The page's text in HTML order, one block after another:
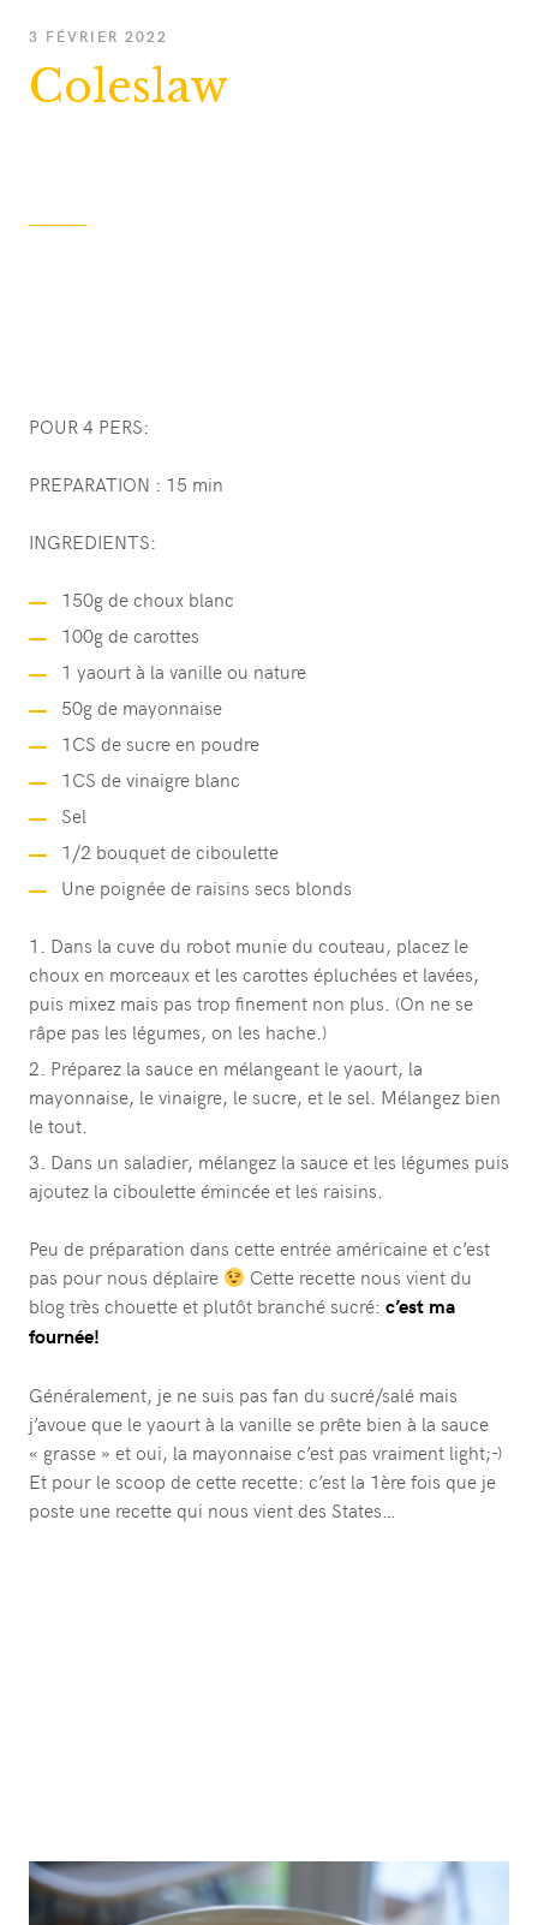
3 FÉVRIER 2022
Coleslaw
POUR 4 PERS:
PREPARATION : 15 min
INGREDIENTS:
150g de choux blanc
100g de carottes
1 yaourt à la vanille ou nature
50g de mayonnaise
1CS de sucre en poudre
1CS de vinaigre blanc
Sel
1/2 bouquet de ciboulette
Une poignée de raisins secs blonds
Dans la cuve du robot munie du couteau, placez le
choux en morceaux et les carottes épluchées et lavées,
puis mixez mais pas trop finement non plus. (On ne se
râpe pas les légumes, on les hache.)
Préparez la sauce en mélangeant le yaourt, la
mayonnaise, le vinaigre, le sucre, et le sel. Mélangez bien
le tout.
Dans un saladier, mélangez la sauce et les légumes puis
ajoutez la ciboulette émincée et les raisins.
Peu de préparation dans cette entrée américaine et c’est
pas pour nous déplaire
Cette recette nous vient du
blog très chouette et plutôt branché sucré: c’est ma
fournée!
Généralement, je ne suis pas fan du sucré/salé mais
j’avoue que le yaourt à la vanille se prête bien à la sauce
« grasse » et oui, la mayonnaise c’est pas vraiment light;-)
Et pour le scoop de cette recette: c’est la 1ère fois que je
poste une recette qui nous vient des States…